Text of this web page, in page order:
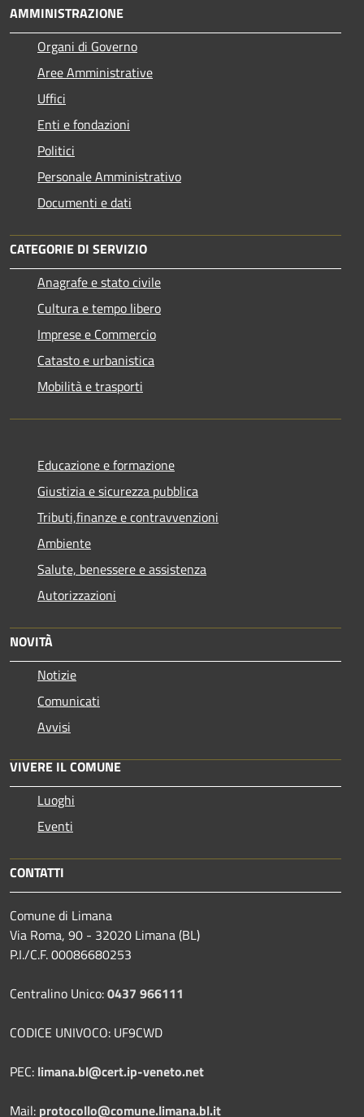
AMMINISTRAZIONE
Organi di Governo
Aree Amministrative
Uffici
Enti e fondazioni
Politici
Personale Amministrativo
Documenti e dati
CATEGORIE DI SERVIZIO
Anagrafe e stato civile
Cultura e tempo libero
Imprese e Commercio
Catasto e urbanistica
Mobilità e trasporti
Educazione e formazione
Giustizia e sicurezza pubblica
Tributi,finanze e contravvenzioni
Ambiente
Salute, benessere e assistenza
Autorizzazioni
NOVITÀ
Notizie
Comunicati
Avvisi
VIVERE IL COMUNE
Luoghi
Eventi
CONTATTI
Comune di Limana
Via Roma, 90 - 32020 Limana (BL)
P.I./C.F. 00086680253
Centralino Unico:0437 966111
CODICE UNIVOCO: UF9CWD
PEC: limana.bl@cert.ip-veneto.net
Mail: protocollo@comune.limana.bl.it